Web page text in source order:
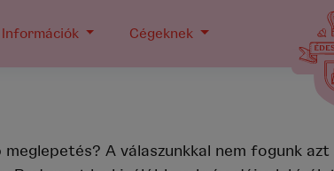
Információk Cégeknek